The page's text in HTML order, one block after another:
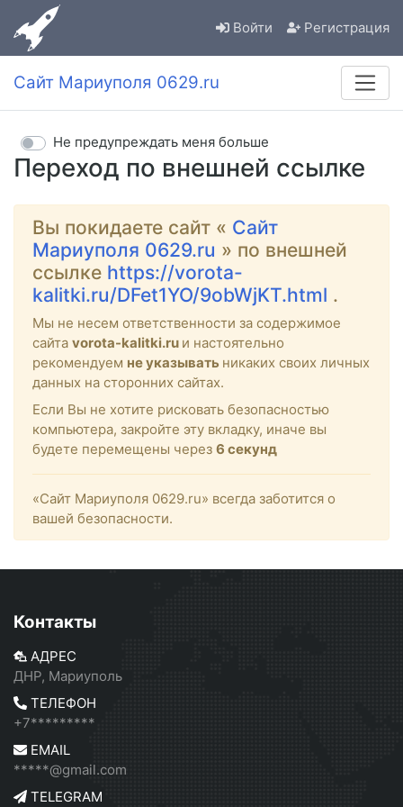
Войти Регистрация
Сайт Мариуполя 0629.ru
Переход по внешней ссылке
Не предупреждать меня больше
Вы покидаете сайт « Сайт
Мариуполя 0629.ru » по внешней
ссылке https://vorota-
kalitki.ru/DFet1YO/9obWjKT.html .
Мы не несем ответственности за содержимое
сайта vorota-kalitki.ru и настоятельно
рекомендуем не указывать никаких своих личных
данных на сторонних сайтах.
Если Вы не хотите рисковать безопасностью
компьютера, закройте эту вкладку, иначе вы
будете перемещены через 6 секунд
«Сайт Мариуполя 0629.ru» всегда заботится о
вашей безопасности.
Контакты
АДРЕС
ДНР, Мариуполь
ТЕЛЕФОН
+7*********
EMAIL
*****@gmail.com
TELEGRAM